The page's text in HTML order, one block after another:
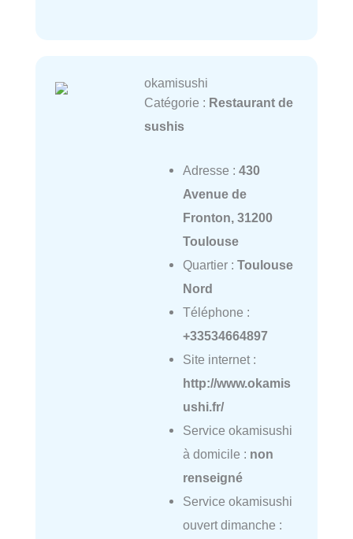
okamisushi
Catégorie : Restaurant de
sushis
Adresse : 430
Avenue de
Fronton, 31200
Toulouse
Quartier : Toulouse
Nord
Téléphone :
+33534664897
Site internet :
http://www.okamis
ushi.fr/
Service okamisushi
à domicile : non
renseigné
Service okamisushi
ouvert dimanche :